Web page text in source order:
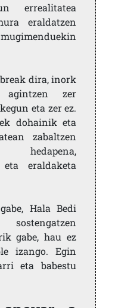
errealitatea
eraldatzen
dira, inork
zer
eta zer ez.
dohainik eta
zabaltzen
eta eraldaketa
Hala Bedi
gabe, hau ez
izango. Egin
eta babestu